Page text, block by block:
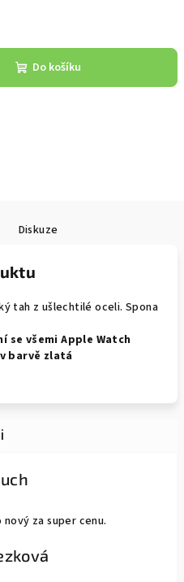
Do košíku
Diskuze
tah z ušlechtilé oceli. Spona
všemi Apple Watch
barvě zlatá
je 5 z 5 hvězdiček.
za super cenu.
je 5 z 5 hvězdiček.